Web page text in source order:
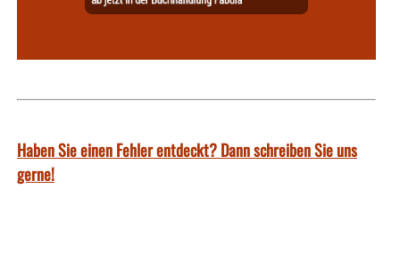
Haben Sie einen Fehler entdeckt? Dann schreiben Sie uns
gerne!